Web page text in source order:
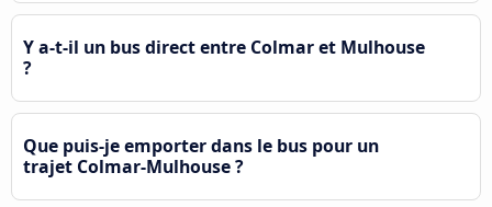
Y a-t-il un bus direct entre Colmar et Mulhouse
?
Que puis-je emporter dans le bus pour un
trajet Colmar-Mulhouse ?